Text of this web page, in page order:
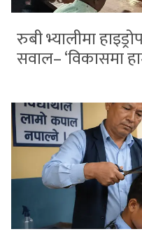
रुबी भ्यालीमा
सवाल– ‘विकासमा